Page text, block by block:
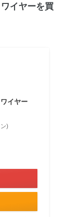
ワイヤーを買
イヤー
)